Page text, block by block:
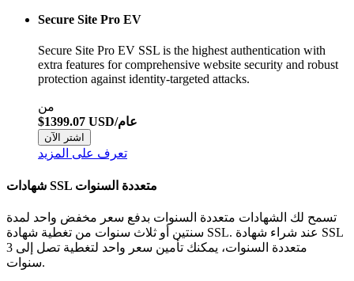
Secure Site Pro EV
Secure Site Pro EV SSL is the highest authentication with
extra features for comprehensive website security and robust
protection against identity-targeted attacks.
من
$1399.07 USD/عام
اشتر الآن
تعرف على المزيد
شهادات SSL متعددة السنوات
تسمح لك الشهادات متعددة السنوات بدفع سعر مخفض واحد لمدة
سنتين أو ثلاث سنوات من تغطية شهادة SSL. عند شراء شهادة SSL
متعددة السنوات، يمكنك تأمين سعر واحد لتغطية تصل إلى 3
سنوات.